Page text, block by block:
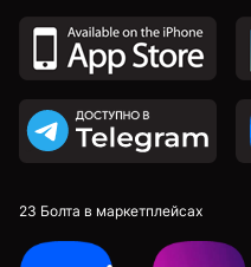
23 Болта в маркетплейсах